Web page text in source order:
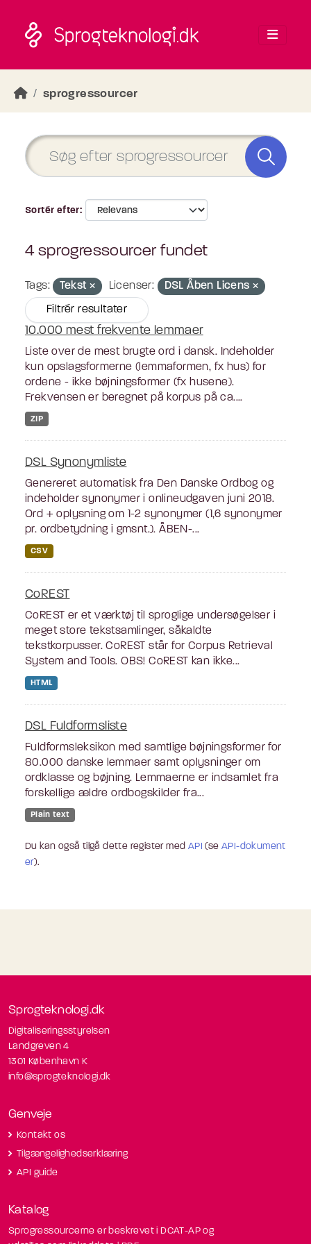
sprogressourcer
Sortér efter
4 sprogressourcer fundet
Tags: Tekst Licenser: DSL Åben Licens
Filtrér resultater
10.000 mest frekvente lemmaer
Liste over de mest brugte ord i dansk. Indeholder
kun opslagsformerne (lemmaformen, fx hus) for
ordene - ikke bøjningsformer (fx husene).
Frekvensen er beregnet på korpus på ca....
ZIP
DSL Synonymliste
Genereret automatisk fra Den Danske Ordbog og
indeholder synonymer i onlineudgaven juni 2018.
Ord + oplysning om 1-2 synonymer (1,6 synonymer
pr. ordbetydning i gmsnt.). ÅBEN-...
CSV
CoREST
CoREST er et værktøj til sproglige undersøgelser i
meget store tekstsamlinger, såkaldte
tekstkorpusser. CoREST står for Corpus Retrieval
System and Tools. OBS! CoREST kan ikke...
HTML
DSL Fuldformsliste
Fuldformsleksikon med samtlige bøjningsformer for
80.000 danske lemmaer samt oplysninger om
ordklasse og bøjning. Lemmaerne er indsamlet fra
forskellige ældre ordbogskilder fra...
Plain text
Du kan også tilgå dette register med API (seAPI-dokument
er).
Sprogteknologi.dk
Digitaliseringsstyrelsen
Landgreven 4
1301 København K
info@sprogteknologi.dk
Genveje
Kontakt os
Tilgængelighedserklæring
API guide
Katalog
Sprogressourcerne er beskrevet i DCAT-AP og